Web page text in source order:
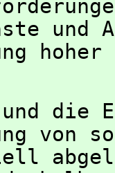
und
hoher
und die
von